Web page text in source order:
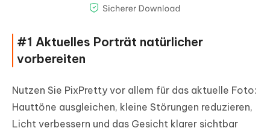
#1 Aktuelles Porträt natürlicher
vorbereiten
Nutzen Sie PixPretty vor allem für das aktuelle Foto:
Hauttöne ausgleichen, kleine Störungen reduzieren,
Licht verbessern und das Gesicht klarer sichtbar